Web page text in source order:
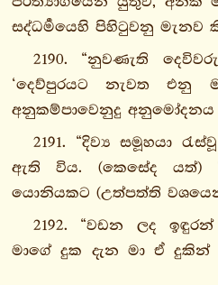
පටිසම්භිදාමග්ගො
අපදානපාළි
ථෙරඅපදාන
පාළි
බුද්ධවග්ගො
2.
සුභූතිවග්ගො
සද්ධර්‍මයෙහි පිහිටුවනු මැනව
2190. “නුවණැති
‘දෙව්පුරයට නැවත එනු
අනුකම්පාවෙනුදු අනුමෝදනය
2191. “දිව්‍ය සමූහයා
ඇති විය. (කෙසේද යත්)
යොනියකට (උත්පත්ති
2192. “වඩන ලද
මාගේ දුක දැන මා ඒ